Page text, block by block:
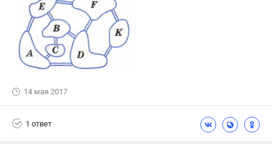
14 мая 2017
1 ответ